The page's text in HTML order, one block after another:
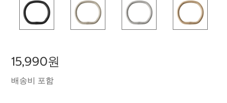
15,990원
배송비 포함